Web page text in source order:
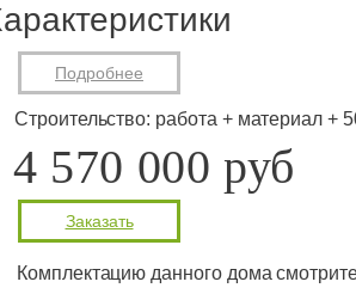
Подробнее
Строительство: работа + материал +
4 570 000 руб
Заказать
Комплектацию данного дома